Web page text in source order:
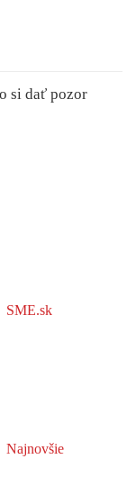
si dať pozor
SME.sk
Najnovšie